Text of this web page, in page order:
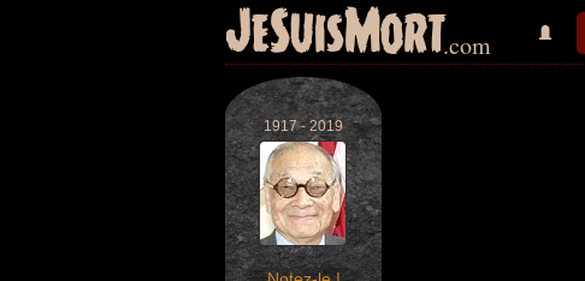
JeSuisMort.com
1917 - 2019